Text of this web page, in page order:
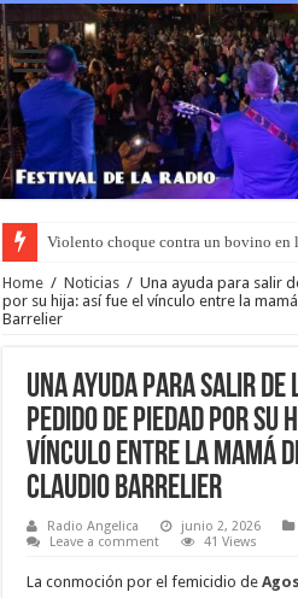
Violento choque contra un bovino en
Murió el joven que había sido
Home / Noticias / Una ayuda para salir
por su hija: así fue el vínculo entre la
Barrelier
Una ayuda para salir
pedido de piedad por su
vínculo entre la mamá
Claudio Barrelier
Radio Angelica junio 2, 2026
Leave a comment
41 Views
La conmoción por el femicidio de